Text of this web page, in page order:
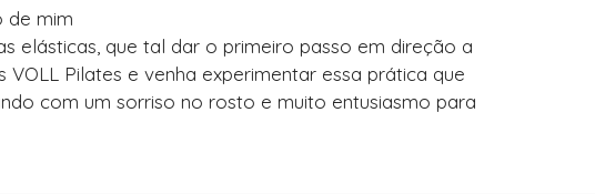
de mim
elásticas, que tal dar o primeiro passo em direção a
Pilates e venha experimentar essa prática que
com um sorriso no rosto e muito entusiasmo para